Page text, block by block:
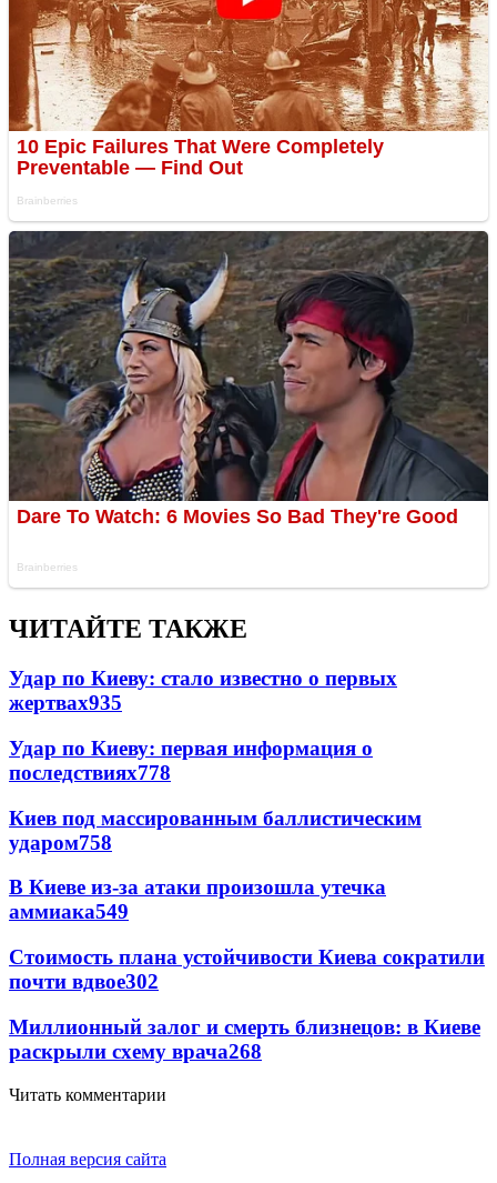
ЧИТАЙТЕ ТАКЖЕ
Удар по Киеву: стало известно о первых
жертвах935
Удар по Киеву: первая информация о
последствиях778
Киев под массированным баллистическим
ударом758
В Киеве из-за атаки произошла утечка
аммиака549
Стоимость плана устойчивости Киева сократили
почти вдвое302
Миллионный залог и смерть близнецов: в Киеве
раскрыли схему врача268
Читать комментарии
Полная версия сайта